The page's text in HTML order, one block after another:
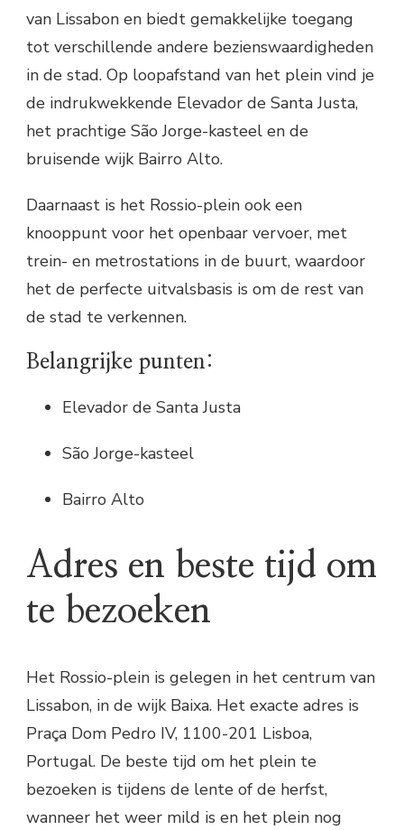
van Lissabon en biedt gemakkelijke toegang
tot verschillende andere bezienswaardigheden
in de stad. Op loopafstand van het plein vind je
de indrukwekkende Elevador de Santa Justa,
het prachtige São Jorge-kasteel en de
bruisende wijk Bairro Alto.
Daarnaast is het Rossio-plein ook een
knooppunt voor het openbaar vervoer, met
trein- en metrostations in de buurt, waardoor
het de perfecte uitvalsbasis is om de rest van
de stad te verkennen.
Belangrijke punten:
Elevador de Santa Justa
São Jorge-kasteel
Bairro Alto
Adres en beste tijd om
te bezoeken
Het Rossio-plein is gelegen in het centrum van
Lissabon, in de wijk Baixa. Het exacte adres is
Praça Dom Pedro IV, 1100-201 Lisboa,
Portugal. De beste tijd om het plein te
bezoeken is tijdens de lente of de herfst,
wanneer het weer mild is en het plein nog